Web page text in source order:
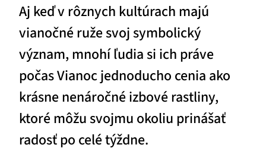
Aj keď v rôznych kultúrach majú
vianočné ruže svoj symbolický
význam, mnohí ľudia si ich práve
počas Vianoc jednoducho cenia ako
krásne nenáročné izbové rastliny,
ktoré môžu svojmu okoliu prinášať
radosť po celé týždne.